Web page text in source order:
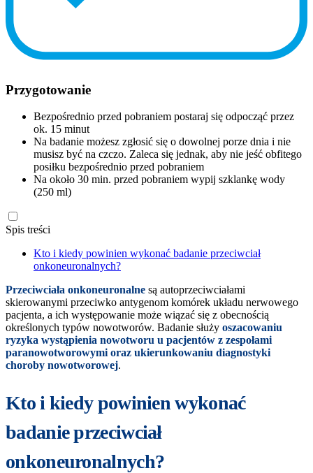
Przygotowanie
Bezpośrednio przed pobraniem postaraj się odpocząć przez
ok. 15 minut
Na badanie możesz zgłosić się o dowolnej porze dnia i nie
musisz być na czczo. Zaleca się jednak, aby nie jeść obfitego
posiłku bezpośrednio przed pobraniem
Na około 30 min. przed pobraniem wypij szklankę wody
(250 ml)
Spis treści
Kto i kiedy powinien wykonać badanie przeciwciał
onkoneuronalnych?
Przeciwciała onkoneuronalne są autoprzeciwciałami
skierowanymi przeciwko antygenom komórek układu nerwowego
pacjenta, a ich występowanie może wiązać się z obecnością
określonych typów nowotworów. Badanie służy oszacowaniu
ryzyka wystąpienia nowotworu u pacjentów z zespołami
paranowotworowymi oraz ukierunkowaniu diagnostyki
choroby nowotworowej.
Kto i kiedy powinien wykonać
badanie przeciwciał
onkoneuronalnych?